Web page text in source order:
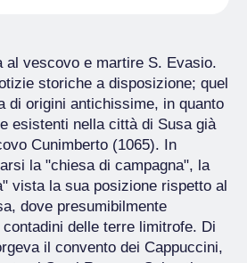
al vescovo e martire S. Evasio.
storiche a disposizione; quel
di origini antichissime, in quanto
esistenti nella città di Susa già
Cunimberto (1065). In
la "chiesa di campagna", la
vista la sua posizione rispetto al
dove presumibilmente
delle terre limitrofe. Di
il convento dei Cappuccini,